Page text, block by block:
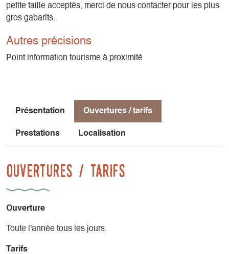
Les points de commerces et activités touristiques (sportives
et culturelles) sont excentrées, à moins de 2km, au pied des
électriques, cinéma, tir à l'arc, escalade, randonnées,
accrobranche, piscine municipale, concerts (Voir site Office
Grenoble sont des incontournables.
petite taille acceptés, merci de nous contacter pour les plus
gros gabarits.
Autres précisions
Point information tourisme à proximité
Présentation Ouvertures / tarifs
Prestations Localisation
Ouvertures / tarifs
Ouverture
Toute l'année tous les jours.
Tarifs